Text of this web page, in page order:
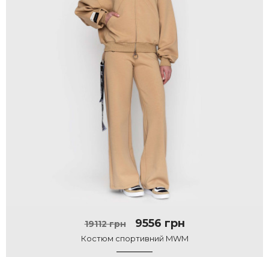
19112 грн 9556 грн
Костюм спортивний MWM